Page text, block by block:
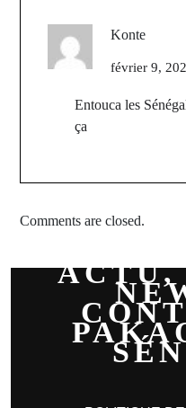
Konte
février 9,
Entouca les
ça
Comments are closed.
ACTU,